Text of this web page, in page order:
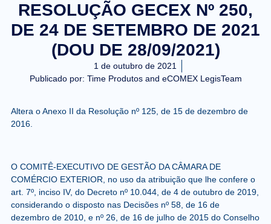
RESOLUÇÃO GECEX Nº 250,
DE 24 DE SETEMBRO DE 2021
(DOU DE 28/09/2021)
1 de outubro de 2021
Publicado por: Time Produtos and eCOMEX LegisTeam
Altera o Anexo II da Resolução nº 125, de 15 de dezembro de
2016.
O COMITÊ-EXECUTIVO DE GESTÃO DA CÂMARA DE
COMÉRCIO EXTERIOR, no uso da atribuição que lhe confere o
art. 7º, inciso IV, do Decreto nº 10.044, de 4 de outubro de 2019,
considerando o disposto nas Decisões nº 58, de 16 de
dezembro de 2010, e nº 26, de 16 de julho de 2015 do Conselho